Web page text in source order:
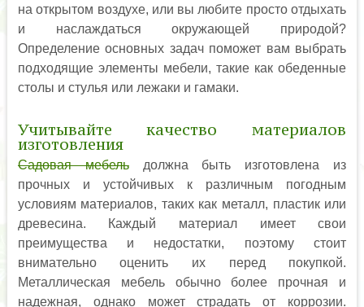
на открытом воздухе, или вы любите просто отдыхать
и наслаждаться окружающей природой?
Определение основных задач поможет вам выбрать
подходящие элементы мебели, такие как обеденные
столы и стулья или лежаки и гамаки.
Учитывайте качество материалов
изготовления
Садовая мебельдолжна быть изготовлена из
прочных и устойчивых к различным погодным
условиям материалов, таких как металл, пластик или
древесина. Каждый материал имеет свои
преимущества и недостатки, поэтому стоит
внимательно оценить их перед покупкой.
Металлическая мебель обычно более прочная и
надежная, однако может страдать от коррозии.